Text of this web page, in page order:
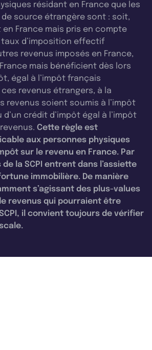
résidant en France que les
source étrangère sont : soit,
en France mais pris en compte
d’imposition effectif
revenus imposés en France,
mais bénéficient dès lors
égal à l’impôt français
revenus étrangers, à la
revenus soient soumis à l’impôt
crédit d’impôt égal à l’impôt
Cette règle est
aux personnes physiques
sur le revenu en France. Par
la SCPI entrent dans l’assiette
immobilière. De manière
s’agissant des plus-values
revenus qui pourraient être
il convient toujours de vérifier